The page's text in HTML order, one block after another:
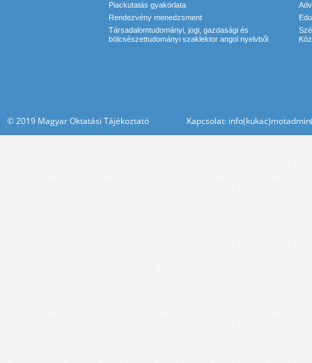
Piackutatás gyakorlata
Rendezvény menedzsment
Társadalomtudományi, jogi, gazdasági és
bölcsészettudományi szaklektor angol nyelvből
© 2019 Magyar Oktatási Tájékoztató Kapcsolat: